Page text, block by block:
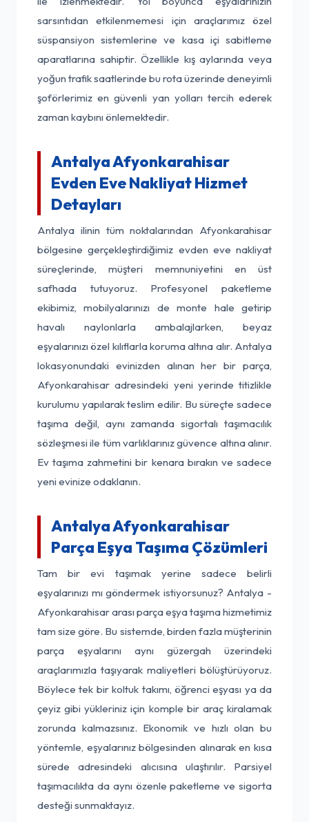
sarsıntıdan etkilenmemesi için araçlarımız özel
süspansiyon sistemlerine ve kasa içi sabitleme
aparatlarına sahiptir. Özellikle kış aylarında veya
yoğun trafik saatlerinde bu rota üzerinde deneyimli
şoförlerimiz en güvenli yan yolları tercih ederek
zaman kaybını önlemektedir.
Antalya Afyonkarahisar
Evden Eve Nakliyat Hizmet
Detayları
Antalya ilinin tüm noktalarından Afyonkarahisar
bölgesine gerçekleştirdiğimiz evden eve nakliyat
süreçlerinde, müşteri memnuniyetini en üst
safhada tutuyoruz. Profesyonel paketleme
ekibimiz, mobilyalarınızı de monte hale getirip
havalı naylonlarla ambalajlarken, beyaz
eşyalarınızı özel kılıflarla koruma altına alır. Antalya
lokasyonundaki evinizden alınan her bir parça,
Afyonkarahisar adresindeki yeni yerinde titizlikle
kurulumu yapılarak teslim edilir. Bu süreçte sadece
taşıma değil, aynı zamanda sigortalı taşımacılık
sözleşmesi ile tüm varlıklarınız güvence altına alınır.
Ev taşıma zahmetini bir kenara bırakın ve sadece
yeni evinize odaklanın.
Antalya Afyonkarahisar
Parça Eşya Taşıma Çözümleri
Tam bir evi taşımak yerine sadece belirli
eşyalarınızı mı göndermek istiyorsunuz? Antalya -
Afyonkarahisar arası parça eşya taşıma hizmetimiz
tam size göre. Bu sistemde, birden fazla müşterinin
parça eşyalarını aynı güzergah üzerindeki
araçlarımızla taşıyarak maliyetleri bölüştürüyoruz.
Böylece tek bir koltuk takımı, öğrenci eşyası ya da
çeyiz gibi yükleriniz için komple bir araç kiralamak
zorunda kalmazsınız. Ekonomik ve hızlı olan bu
yöntemle, eşyalarınız bölgesinden alınarak en kısa
sürede adresindeki alıcısına ulaştırılır. Parsiyel
taşımacılıkta da aynı özenle paketleme ve sigorta
desteği sunmaktayız.